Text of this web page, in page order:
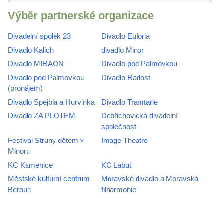
Výběr partnerské organizace
Divadelní spolek 23
Divadlo Euforia
Divadlo Kalich
divadlo Minor
Divadlo MIRAON
Divadlo pod Palmovkou
Divadlo pod Palmovkou
(pronájem)
Divadlo Radost
Divadlo Spejbla a Hurvínka
Divadlo Tramtarie
Divadlo ZA PLOTEM
Dobřichovická divadelní
společnost
Festival Struny dětem v
Minoru
Image Theatre
KC Kamenice
KC Labuť
Městské kulturní centrum
Beroun
Moravské divadlo a Moravská
filharmonie